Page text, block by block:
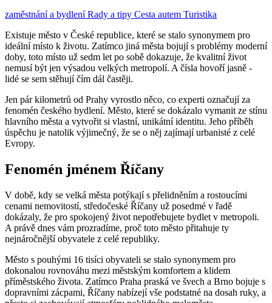
zaměstnání a bydleníRady a tipy Cesta autem Turistika
Existuje město v České republice, které se stalo synonymem pro
ideální místo k životu. Zatímco jiná města bojují s problémy moderní
doby, toto místo už sedm let po sobě dokazuje, že kvalitní život
nemusí být jen výsadou velkých metropolí. A čísla hovoří jasně -
lidé se sem stěhují čím dál častěji.
Jen pár kilometrů od Prahy vyrostlo něco, co experti označují za
fenomén českého bydlení. Město, které se dokázalo vymanit ze stínu
hlavního města a vytvořit si vlastní, unikátní identitu. Jeho příběh
úspěchu je natolik výjimečný, že se o něj zajímají urbanisté z celé
Evropy.
Fenomén jménem Říčany
V době, kdy se velká města potýkají s přelidněním a rostoucími
cenami nemovitostí, středočeské Říčany už posedmé v řadě
dokázaly, že pro spokojený život nepotřebujete bydlet v metropoli.
A právě dnes vám prozradíme, proč toto město přitahuje ty
nejnáročnější obyvatele z celé republiky.
Město s pouhými 16 tisíci obyvateli se stalo synonymem pro
dokonalou rovnováhu mezi městským komfortem a klidem
příměstského života. Zatímco Praha praská ve švech a Brno bojuje s
dopravními zácpami, Říčany nabízejí vše podstatné na dosah ruky, a